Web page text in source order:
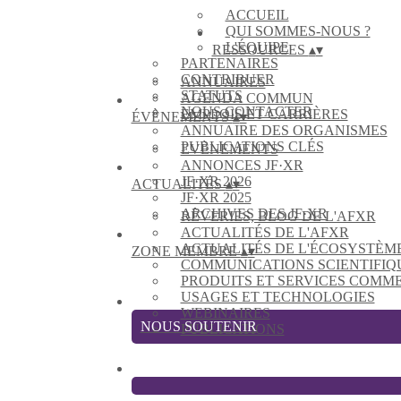
ACCUEIL
QUI SOMMES-NOUS ?
L'ÉQUIPE
PARTENAIRES
CONTRIBUER
STATUTS
NOUS CONTACTER
RESSOURCES ▴▾
ANNUAIRES
AGENDA COMMUN
EMPLOIS ET CARRIÈRES
ANNUAIRE DES ORGANISMES
PUBLICATIONS CLÉS
ÉVÈNEMENTS▴▾
EVÈNEMENTS
ANNONCES JF·XR
JF·XR 2026
JF·XR 2025
ARCHIVES DES JF·XR
ACTUALITÉS▴▾
RÊVERIES, BLOG DE L'AFXR
ACTUALITÉS DE L'AFXR
ACTUALITÉS DE
COMMUNICATIONS
PRODUITS ET SERVICES
USAGES ET TECHNOLOGIES
WEBINAIRES
PUBLICATIONS
ZONE MEMBRE▴▾
NOUS SOUTENIR